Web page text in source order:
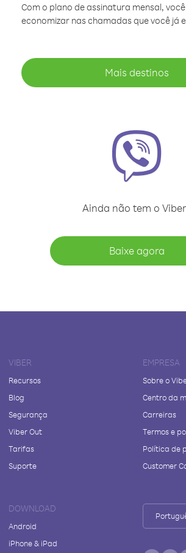
Com o plano de assinatura mensal,
economizar nas chamadas que você já
Mais destinos
Ainda não tem o
Baixe agora
VIBER
Recursos
Blog
Segurança
Viber Out
Tarifas
Suporte
EMPRESA
Sobre o
Centro da
Carreiras
Termos e
Política de
Customer
DOWNLOAD
Android
iPhone & iPad